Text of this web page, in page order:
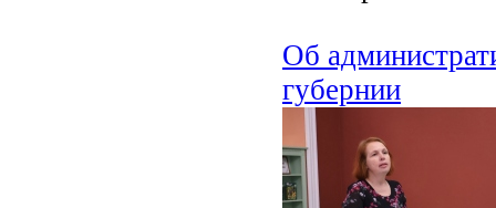
Об
губернии